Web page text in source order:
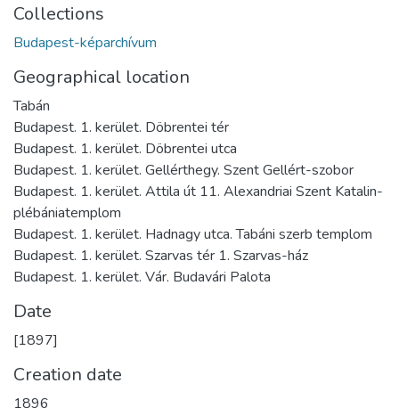
Collections
Budapest-képarchívum
Geographical location
Tabán
Budapest. 1. kerület. Döbrentei tér
Budapest. 1. kerület. Döbrentei utca
Budapest. 1. kerület. Gellérthegy. Szent Gellért-szobor
Budapest. 1. kerület. Attila út 11. Alexandriai Szent Katalin-
plébániatemplom
Budapest. 1. kerület. Hadnagy utca. Tabáni szerb templom
Budapest. 1. kerület. Szarvas tér 1. Szarvas-ház
Budapest. 1. kerület. Vár. Budavári Palota
Date
[1897]
Creation date
1896